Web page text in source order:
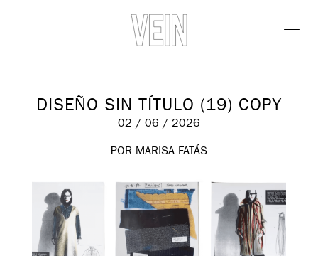
DISEÑO SIN TÍTULO (19) COPY
02 / 06 / 2026
POR MARISA FATÁS